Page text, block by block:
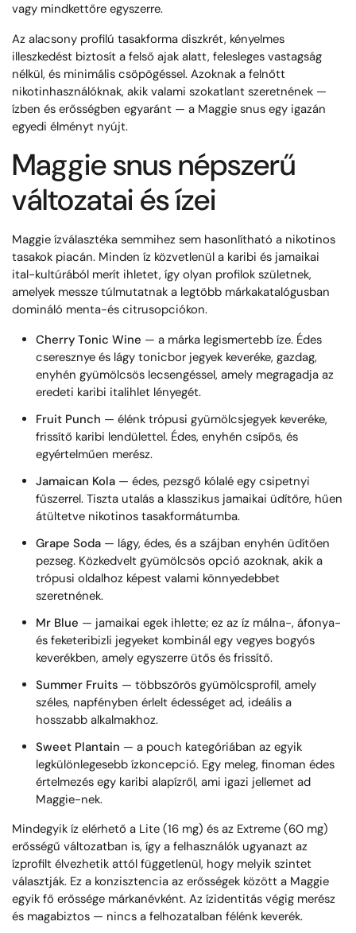
vagy mindkettőre egyszerre.
Az alacsony profilú tasakforma diszkrét, kényelmes
illeszkedést biztosít a felső ajak alatt, felesleges vastagság
nélkül, és minimális csöpögéssel. Azoknak a felnőtt
nikotinhasználóknak, akik valami szokatlant szeretnének —
ízben és erősségben egyaránt — a Maggie snus egy igazán
egyedi élményt nyújt.
Maggie snus népszerű
változatai és ízei
Maggie ízválasztéka semmihez sem hasonlítható a nikotinos
tasakok piacán. Minden íz közvetlenül a karibi és jamaikai
ital-kultúrából merít ihletet, így olyan profilok születnek,
amelyek messze túlmutatnak a legtöbb márkakatalógusban
domináló menta-és citrusopciókon.
Cherry Tonic Wine — a márka legismertebb íze. Édes
cseresznye és lágy tonicbor jegyek keveréke, gazdag,
enyhén gyümölcsös lecsengéssel, amely megragadja az
eredeti karibi italihlet lényegét.
Fruit Punch — élénk trópusi gyümölcsjegyek keveréke,
frissítő karibi lendülettel. Édes, enyhén csípős, és
egyértelműen merész.
Jamaican Kola— édes, pezsgő kólalé egy csipetnyi
fűszerrel. Tiszta utalás a klasszikus jamaikai üdítőre, hűen
átültetve nikotinos tasakformátumba.
Grape Soda— lágy, édes, és a szájban enyhén üdítően
pezseg. Közkedvelt gyümölcsös opció azoknak, akik a
trópusi oldalhoz képest valami könnyedebbet
szeretnének.
Mr Blue — jamaikai egek ihlette; ez az íz málna-, áfonya-
és feketeribizli jegyeket kombinál egy vegyes bogyós
keverékben, amely egyszerre ütős és frissítő.
Summer Fruits — többszörös gyümölcsprofil, amely
széles, napfényben érlelt édességet ad, ideális a
hosszabb alkalmakhoz.
Sweet Plantain — a pouch kategóriában az egyik
legkülönlegesebb ízkoncepció. Egy meleg, finoman édes
értelmezés egy karibi alapízről, ami igazi jellemet ad
Maggie-nek.
Mindegyik íz elérhető a Lite (16 mg) és az Extreme (60 mg)
erősségű változatban is, így a felhasználók ugyanazt az
ízprofilt élvezhetik attól függetlenül, hogy melyik szintet
választják. Ez a konzisztencia az erősségek között a Maggie
egyik fő erőssége márkanévként. Az ízidentitás végig merész
és magabiztos — nincs a felhozatalban félénk keverék.